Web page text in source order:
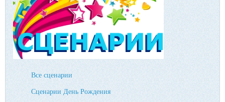
Все сценарии
Сценарии День Рождения